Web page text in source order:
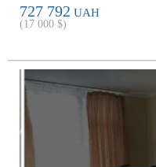
727 792 UAH
(17 000 $)